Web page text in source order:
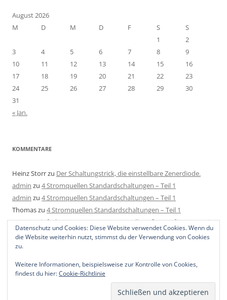
August 2026
M
D M D F S
S
1
2
3
4 5 6 7 8
9
10
11 12 13 14 15
16
17
18 19 20 21 22
23
24
25 26 27 28 29
30
31
« Jan.
KOMMENTARE
Heinz Storrzu Der Schaltungstrick, die einstellbare Zenerdiode.
admin zu 4 Stromquellen Standardschaltungen – Teil 1
admin zu 4 Stromquellen Standardschaltungen – Teil 1
Thomaszu 4 Stromquellen Standardschaltungen – Teil 1
MatszuEinfache LED Konstantstromquelle aufbauen für 4-40V mit
2 Bauteilen, 1 Regler und 1 Widerstand.
Datenschutz und Cookies: Diese Website verwendet Cookies. Wenn du
die Website weiterhin nutzt, stimmst du der Verwendung von Cookies
zu.
Weitere Informationen, beispielsweise zur Kontrolle von Cookies,
findest du hier:Cookie-Richtlinie